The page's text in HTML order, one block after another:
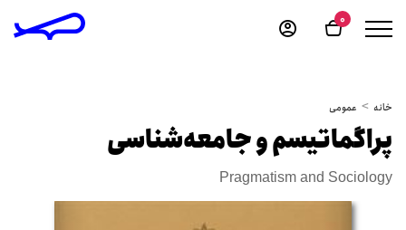
0
خانه عمومی
پراگماتیسم و جامعه‌شناسی
Pragmatism and Sociology